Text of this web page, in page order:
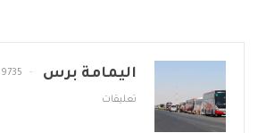
اليمامة برس 9735 المشاركات
تعليقات